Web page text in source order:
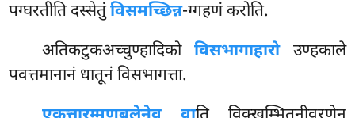
पग्घरतीति दस्सेतुंविसमच्छिन्न-ग्गहणं करोति.
अतिकटुकअच्चुण्हादिकोविसभागाहारोउण्हकाले
पवत्तमानानं धातूनं विसभागत्ता.